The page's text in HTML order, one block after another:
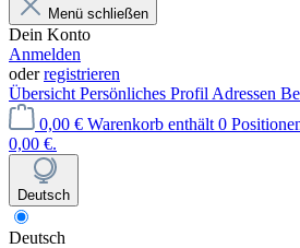
Menü schließen
Dein Konto
Anmelden
oderregistrieren
Übersicht Persönliches Profil Adressen
0,00 € Warenkorb enthält 0
0,00 €.
Deutsch
Deutsch